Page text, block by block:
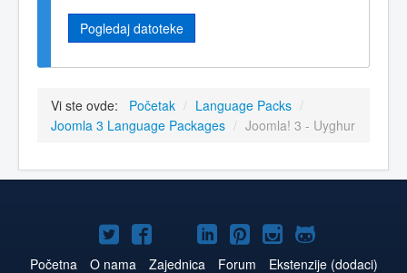
Pogledaj datoteke
Vi ste ovde: Početak / Language Packs /
Joomla 3 Language Packages / Joomla! 3 - Uyghur
Joomla!
na
Joomla!
na
Joomla!
na
Joomla!
naLinkedIn
Joomla!
na
Joomla!
na
Joomla!
na
Početna O nama Zajednica Forum Ekstenzije (dodaci)